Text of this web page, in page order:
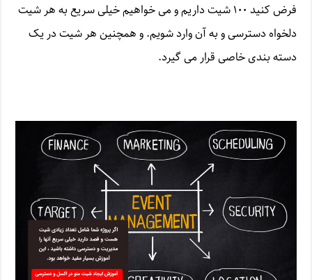
فرض کنید ۱۰۰ شیت داریم و می خواهیم خیلی سریع به هر شیت
دلخواه دسترسی و به آن وارد شویم. و همچنین هر شیت در یک
دسته بندی خاصی قرار می گیرد.